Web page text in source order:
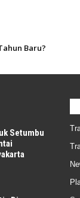
Baru?
Setumbu